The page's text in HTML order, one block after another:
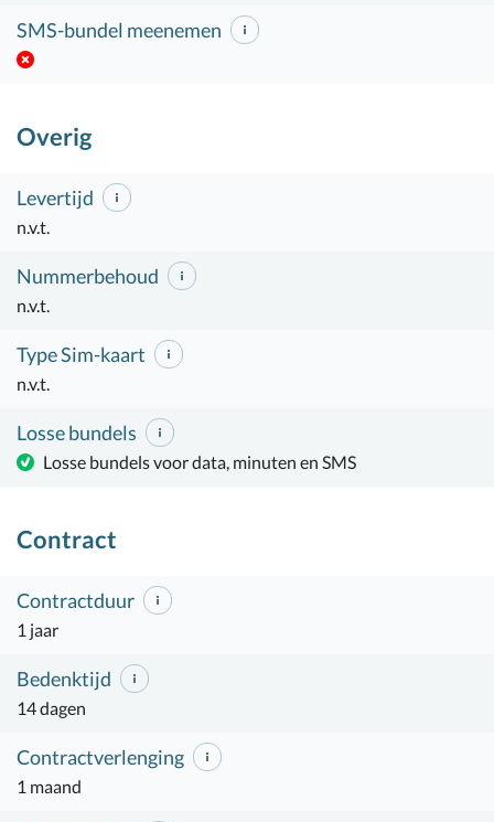
SMS-bundel meenemen
Overig
Levertijd
n.v.t.
Nummerbehoud
n.v.t.
Type Sim-kaart
n.v.t.
Losse bundels
Losse bundels voor data, minuten en SMS
Contract
Contractduur
1 jaar
Bedenktijd
14 dagen
Contractverlenging
1 maand